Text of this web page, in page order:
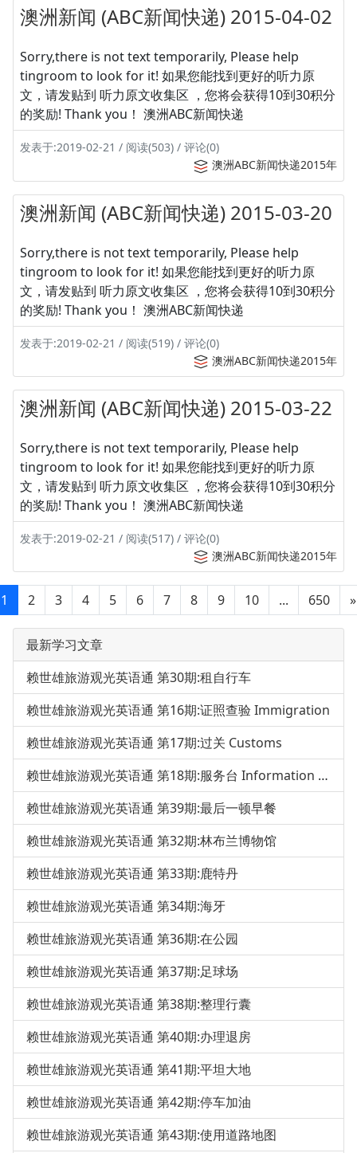
澳洲新闻 (ABC新闻快递) 2015-04-02
Sorry,there is not text temporarily, Please help
tingroom to look for it! 如果您能找到更好的听力原
文，请发贴到 听力原文收集区 ，您将会获得10到30积分
的奖励! Thank you！ 澳洲ABC新闻快递
发表于:2019-02-21 / 阅读(503) / 评论(0)
澳洲ABC新闻快递2015年
澳洲新闻 (ABC新闻快递) 2015-03-20
Sorry,there is not text temporarily, Please help
tingroom to look for it! 如果您能找到更好的听力原
文，请发贴到 听力原文收集区 ，您将会获得10到30积分
的奖励! Thank you！ 澳洲ABC新闻快递
发表于:2019-02-21 / 阅读(519) / 评论(0)
澳洲ABC新闻快递2015年
澳洲新闻 (ABC新闻快递) 2015-03-22
Sorry,there is not text temporarily, Please help
tingroom to look for it! 如果您能找到更好的听力原
文，请发贴到 听力原文收集区 ，您将会获得10到30积分
的奖励! Thank you！ 澳洲ABC新闻快递
发表于:2019-02-21 / 阅读(517) / 评论(0)
澳洲ABC新闻快递2015年
1 2 3 4 5 6 7 8 9 10 ... 650 »
最新学习文章
赖世雄旅游观光英语通 第30期:租自行车
赖世雄旅游观光英语通 第16期:证照查验 Immigration
赖世雄旅游观光英语通 第17期:过关 Customs
赖世雄旅游观光英语通 第18期:服务台 Information Desk
赖世雄旅游观光英语通 第39期:最后一顿早餐
赖世雄旅游观光英语通 第32期:林布兰博物馆
赖世雄旅游观光英语通 第33期:鹿特丹
赖世雄旅游观光英语通 第34期:海牙
赖世雄旅游观光英语通 第36期:在公园
赖世雄旅游观光英语通 第37期:足球场
赖世雄旅游观光英语通 第38期:整理行囊
赖世雄旅游观光英语通 第40期:办理退房
赖世雄旅游观光英语通 第41期:平坦大地
赖世雄旅游观光英语通 第42期:停车加油
赖世雄旅游观光英语通 第43期:使用道路地图